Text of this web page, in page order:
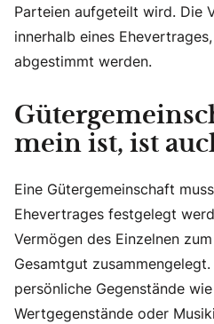
Parteien aufgeteilt wird. Die
innerhalb eines
abgestimmt werden.
mein ist, ist
Eine Gütergemeinschaft
Ehevertrages festgelegt
Vermögen des Einzelnen
Gesamtgut
persönliche Gegenstände
Wertgegenstände oder